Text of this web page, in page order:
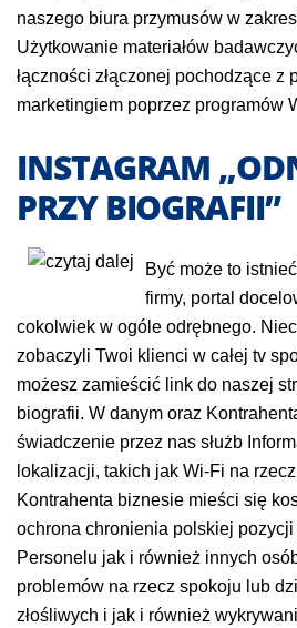
naszego biura przymusów w
Użytkowanie materiałów
łączności złączonej pochodzące z
marketingiem poprzez programów
INSTAGRAM
PRZY BIOGRAFII”
Być może to
firmy, portal
cokolwiek w ogóle odrębnego.
zobaczyli Twoi klienci w całej tv
możesz zamieścić link do naszej
biografii. W danym oraz
świadczenie przez nas służb
lokalizacji, takich jak Wi-Fi na
Kontrahenta biznesie mieści się
ochrona chronienia polskiej
Personelu jak i również innych
problemów na rzecz spokoju lub
złośliwych i jak i również